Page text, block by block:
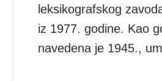
leksikografskog
iz 1977. godine. Kao
navedena je 1945.,